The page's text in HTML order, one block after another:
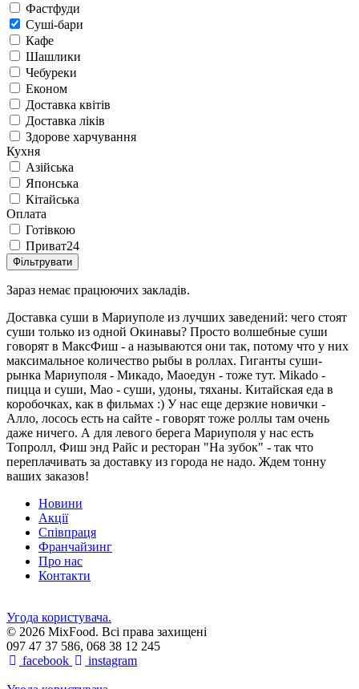
Фастфуди
Суші-бари
Кафе
Шашлики
Чебуреки
Економ
Доставка квітів
Доставка ліків
Здорове харчування
Кухня
Азійська
Японська
Кітайська
Оплата
Готівкою
Приват24
Фільтрувати
Зараз немає працюючих закладів.
Доставка суши в Мариуполе из лучших заведений: чего стоят
суши только из одной Окинавы? Просто волшебные суши
говорят в МаксФиш - а называются они так, потому что у них
максимальное количество рыбы в роллах. Гиганты суши-
рынка Мариуполя - Микадо, Маоедун - тоже тут. Mikado -
пицца и суши, Мао - суши, удоны, тяханы. Китайская еда в
коробочках, как в фильмах :) У нас еще дерзкие новички -
Алло, лосось есть на сайте - говорят тоже роллы там очень
даже ничего. А для левого берега Мариуполя у нас есть
Топролл, Фиш энд Райс и ресторан "На зубок" - так что
переплачивать за доставку из города не надо. Ждем тонну
ваших заказов!
Новини
Акції
Співпраця
Франчайзинг
Про нас
Контакти
Угода користувача.
© 2026 MixFood. Всі права захищені
097 47 37 586, 068 38 12 245
facebook
instagram